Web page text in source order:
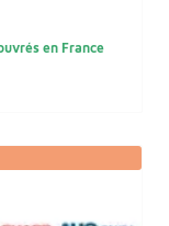
en France